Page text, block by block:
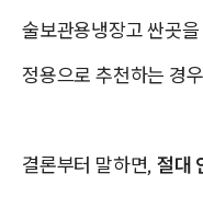
술보관용냉장고 싼곳
정용으로 추천하는 경
결론부터 말하면,절대